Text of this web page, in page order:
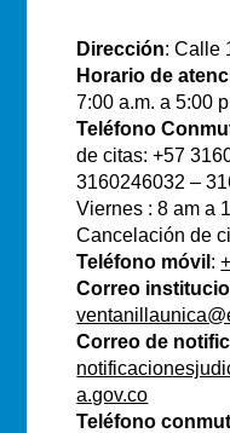
Dirección: Calle
Horario de
7:00 a.m. a 5:00
Teléfono
de citas: +57
3160246032 –
Viernes : 8 am a
Cancelación de
Teléfono móvil :
Correo
Correo de
a.gov.co
Teléfono